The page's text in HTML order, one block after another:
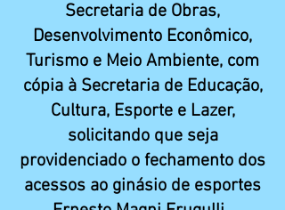
Secretaria de Obras,
Desenvolvimento Econômico,
Turismo e Meio Ambiente, com
cópia à Secretaria de Educação,
Cultura, Esporte e Lazer,
solicitando que seja
providenciado o fechamento dos
acessos ao ginásio de esportes